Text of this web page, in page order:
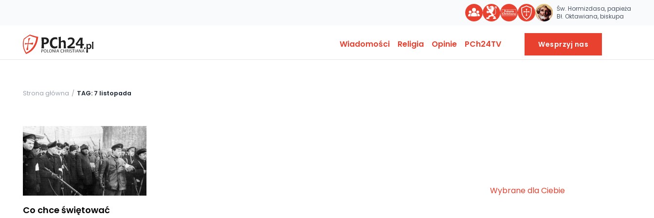
Św. Hormizdasa, papieża
Bł. Oktawiana, biskupa
Wiadomości Religia Opinie PCh24TV Wesprzyj nas
Strona główna TAG: 7 listopada
Co chce świętować
Wybrane dla Ciebie